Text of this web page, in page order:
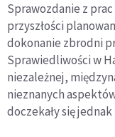
Sprawozdanie z prac
przyszłości
dokonanie zbrodni
Sprawiedliwości w
niezależnej,
nieznanych
doczekały się